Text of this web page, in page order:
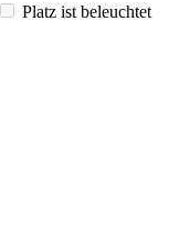
Platz ist beleuchtet